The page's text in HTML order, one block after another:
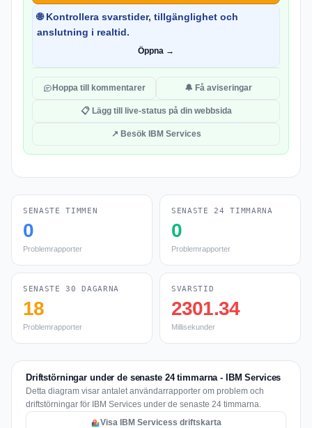
🌐 Kontrollera svarstider, tillgänglighet och
anslutning i realtid.
Öppna →
Hoppa till kommentarer 🔔 Få aviseringar
📋 Lägg till live-status på din webbsida
↗ Besök IBM Services
SENASTE TIMMEN
0
Problemrapporter
SENASTE 24 TIMMARNA
0
Problemrapporter
SENASTE 30 DAGARNA
18
Problemrapporter
SVARSTID
2301.34
Millisekunder
Driftstörningar under de senaste 24 timmarna - IBM Services
Detta diagram visar antalet användarrapporter om problem och
driftstörningar för IBM Services under de senaste 24 timmarna.
Visa IBM Servicess driftskarta